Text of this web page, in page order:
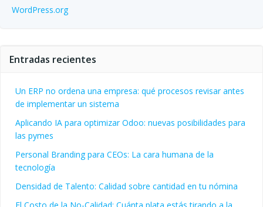
WordPress.org
Entradas recientes
Un ERP no ordena una empresa: qué procesos revisar antes
de implementar un sistema
Aplicando IA para optimizar Odoo: nuevas posibilidades para
las pymes
Personal Branding para CEOs: La cara humana de la
tecnología
Densidad de Talento: Calidad sobre cantidad en tu nómina